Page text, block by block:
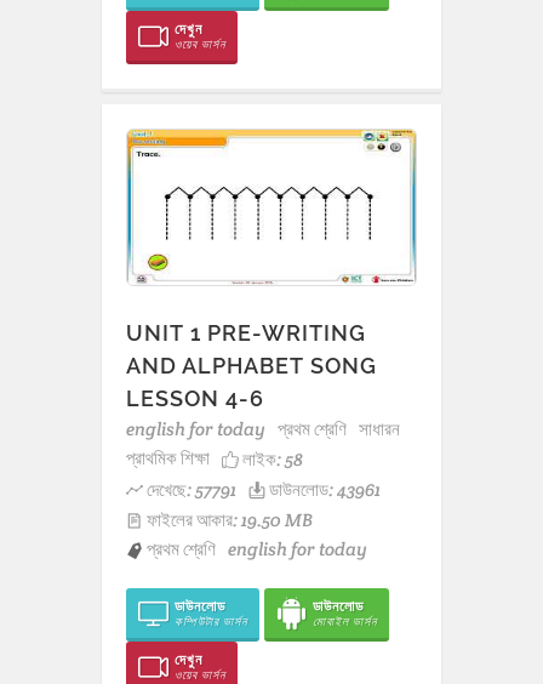
দেখুন
ওয়েব ভার্সন
UNIT 1 PRE-WRITING
AND ALPHABET SONG
LESSON 4-6
english for today প্রথম শ্রেণি সাধারন
প্রাথমিক শিক্ষা
লাইক:58
দেখেছে: 57791
ডাউনলোড: 43961
ফাইলের আকার: 19.50 MB
প্রথম শ্রেণি english for today
ডাউনলোড
কম্পিউটার ভার্সন
ডাউনলোড
মোবাইল ভার্সন
দেখুন
ওয়েব ভার্সন